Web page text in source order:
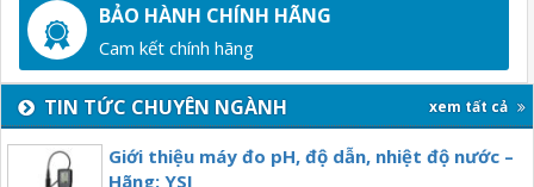
BẢO HÀNH CHÍNH HÃNG
Cam kết chính hãng
TIN TỨC CHUYÊN NGÀNH xem tất cả
Giới thiệu máy đo pH, độ dẫn, nhiệt độ nước –
Hãng: YSI